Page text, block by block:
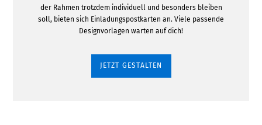
der Rahmen trotzdem individuell und besonders bleiben
soll, bieten sich Einladungspostkarten an. Viele passende
Designvorlagen warten auf dich!
JETZT GESTALTEN